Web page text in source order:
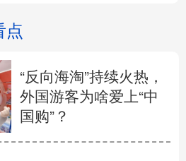
点
“反向海淘”持续火热，
外国游客为啥爱上“中
国购”？